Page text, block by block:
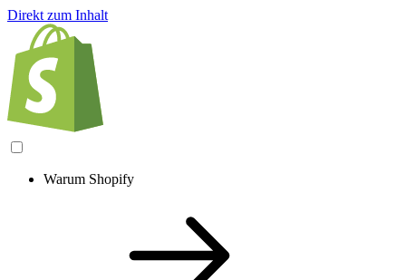
Direkt zum Inhalt
Warum Shopify